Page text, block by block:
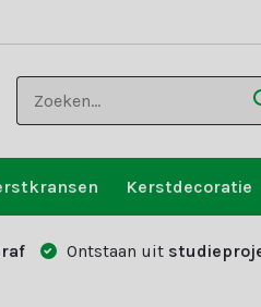
Kerstdecoratie
Ontstaan uit